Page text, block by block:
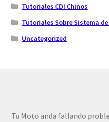
Tutoriales CDI Chinos
Tutoriales Sobre Sistema
Uncategorized
Tu Moto anda fallando